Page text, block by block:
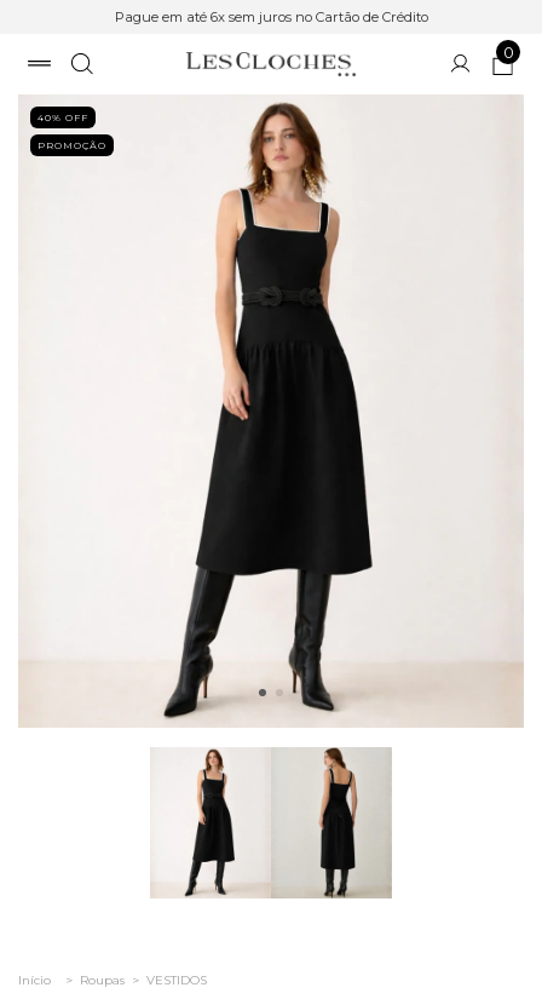
Pague em até 6x sem juros no Cartão de Crédito
0
40% OFF
PROMOÇÃO
Início > Roupas > VESTIDOS